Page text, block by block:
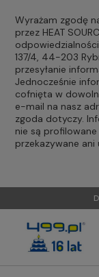
Wyrażam zgodę
przez HEAT
137/4, 44-203
przesyłanie
Jednocześnie
cofnięta w
e-mail na nasz
zgoda dotyczy.
nie są
przekazywane